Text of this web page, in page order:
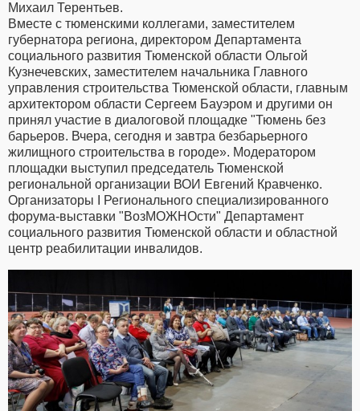
Михаил Терентьев.
Вместе с тюменскими коллегами, заместителем
губернатора региона, директором Департамента
социального развития Тюменской области Ольгой
Кузнечевских, заместителем начальника Главного
управления строительства Тюменской области, главным
архитектором области Сергеем Бауэром и другими он
принял участие в диалоговой площадке "Тюмень без
барьеров. Вчера, сегодня и завтра безбарьерного
жилищного строительства в городе». Модератором
площадки выступил председатель Тюменской
региональной организации ВОИ Евгений Кравченко.
Организаторы I Регионального специализированного
форума-выставки "ВозМОЖНОсти" Департамент
социального развития Тюменской области и областной
центр реабилитации инвалидов.